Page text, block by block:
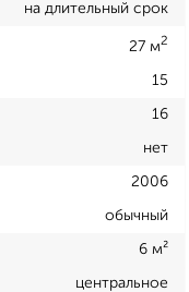
на длительный срок
27 м2
15
16
нет
2006
обычный
6 м²
центральное